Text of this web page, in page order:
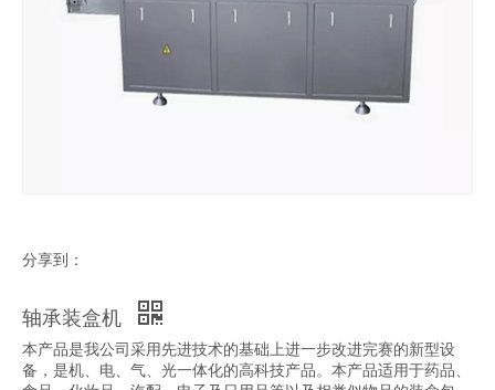
保鲜膜装盒机
分享到：
轴承装盒机
本产品是我公司采用先进技术的基础上进一步改进完赛的新型设
备，是机、电、气、光一体化的高科技产品。本产品适用于药品、